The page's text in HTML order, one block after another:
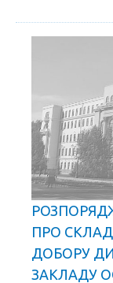
ПРО СКЛАД
ДОБОРУ
ЗАКЛАДУ